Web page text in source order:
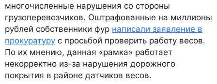
многочисленные нарушения со стороны
грузоперевозчиков. Оштрафованные на миллионы
рублей собственники фур написали заявление в
прокуратуру с просьбой проверить работу весов.
По их мнению, данная «рамка» работает
некорректно из-за нарушения дорожного
покрытия в районе датчиков весов.